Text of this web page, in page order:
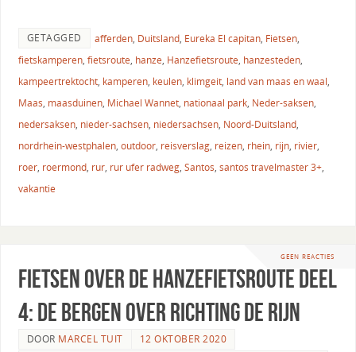
GETAGGED afferden, Duitsland, Eureka El capitan, Fietsen,
fietskamperen, fietsroute, hanze, Hanzefietsroute, hanzesteden,
kampeertrektocht, kamperen, keulen, klimgeit, land van maas en waal,
Maas, maasduinen, Michael Wannet, nationaal park, Neder-saksen,
nedersaksen, nieder-sachsen, niedersachsen, Noord-Duitsland,
nordrhein-westphalen, outdoor, reisverslag, reizen, rhein, rijn, rivier,
roer, roermond, rur, rur ufer radweg, Santos, santos travelmaster 3+,
vakantie
GEEN REACTIES
Fietsen over de Hanzefietsroute deel
4: de bergen over richting de Rijn
DOOR MARCEL TUIT
12 OKTOBER 2020